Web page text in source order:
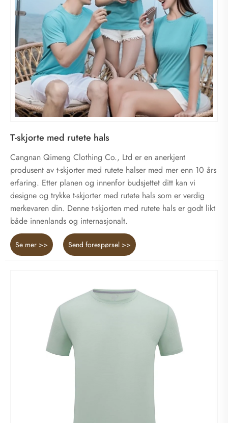
T-skjorte med rutete hals
Cangnan Qimeng Clothing Co., Ltd er en anerkjent
produsent av t-skjorter med rutete halser med mer enn 10 års
erfaring. Etter planen og innenfor budsjettet ditt kan vi
designe og trykke t-skjorter med rutete hals som er verdig
merkevaren din. Denne t-skjorten med rutete hals er godt likt
både innenlands og internasjonalt.
Se mer >> Send forespørsel >>